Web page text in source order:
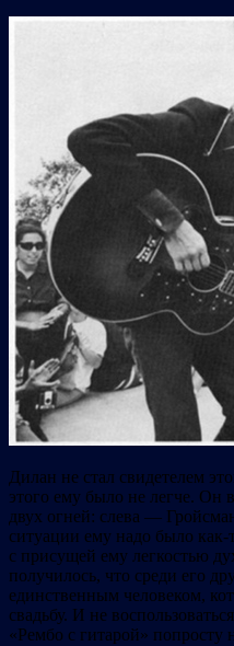
Дилан не стал свидетелем
этого ему было не легче. Он
двух огней: слева —
ситуации ему надо было как-
с присущей ему легкостью
получилось, что среди его
единственным человеком,
свадьбу. И не
«Рембо с гитарой» попросту